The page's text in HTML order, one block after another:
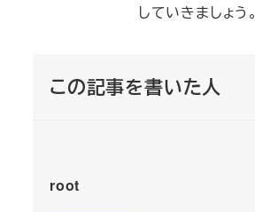
していきましょう。
この記事を書いた人
root